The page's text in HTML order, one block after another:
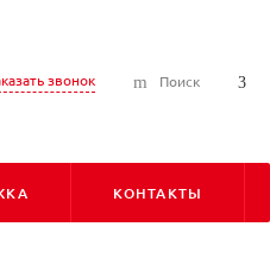
звонок Поиск
КОНТАКТЫ